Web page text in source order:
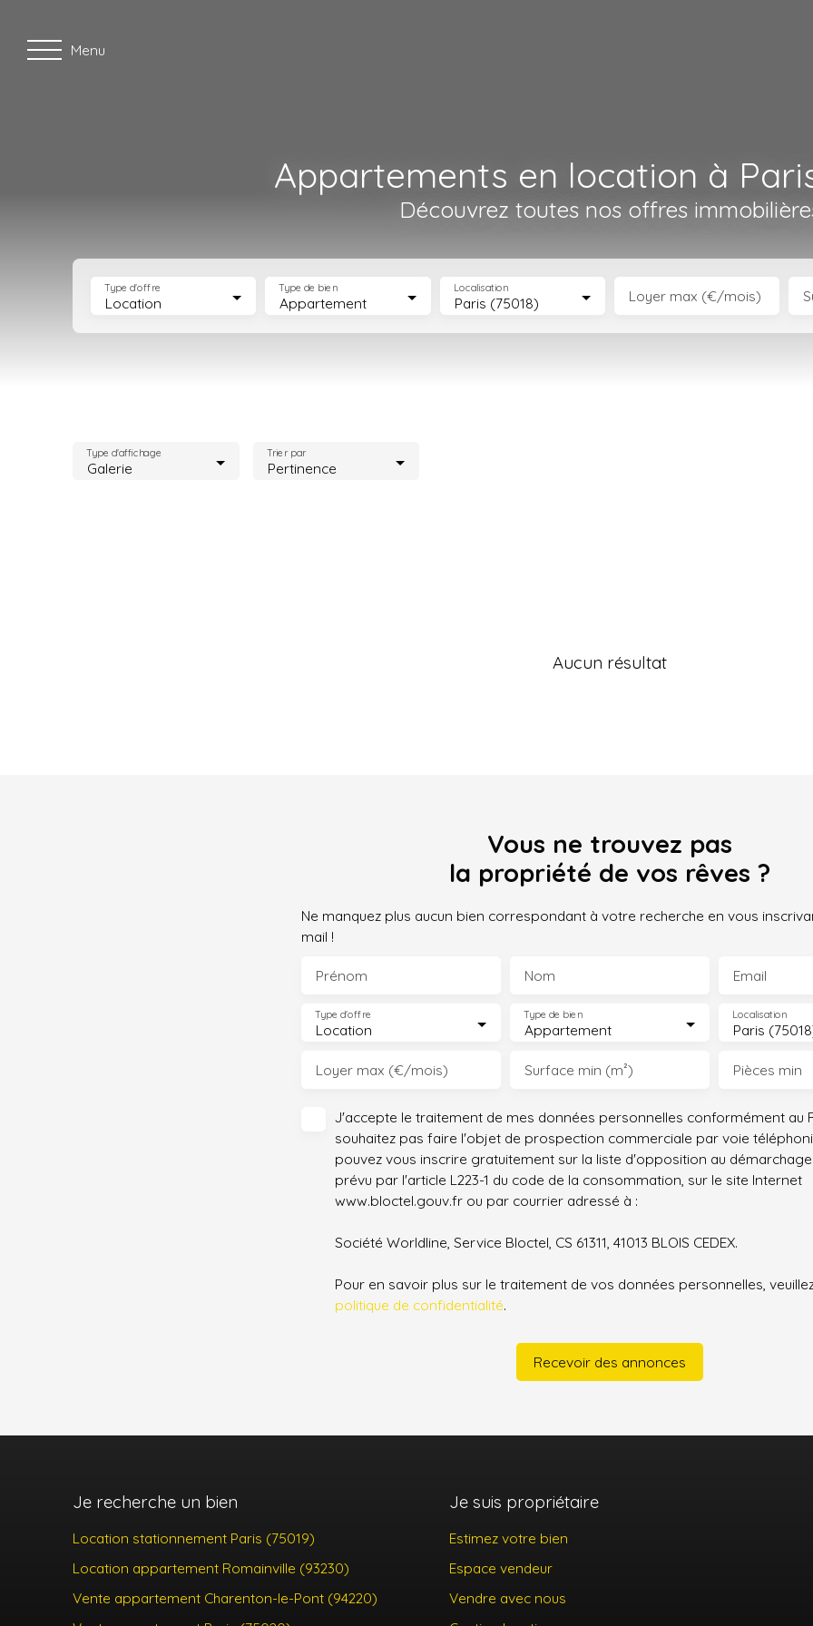
Menu
Appartements en location à
Découvrez toutes nos offres
Location
Type d'offre
Appartement
Type de bien
Paris (75018)
Localisation Loyer max (€/mois)
Galerie
Type d'affichage
Pertinence
Trier par
Aucun résultat
Vous ne trouvez pas
la propriété de vos rêves ?
Ne manquez plus aucun bien correspondant à votre recherche en vous
mail !
Prénom Nom Email
Location
Type d'offre
Appartement
Type de bien
Paris
Localisation
Loyer max (€/mois) Surface min (m²) Pièces min
J'accepte le traitement de mes données personnelles conformément au
souhaitez pas faire l'objet de prospection commerciale par voie
pouvez vous inscrire gratuitement sur la liste d'opposition au
prévu par l'article L223-1 du code de la consommation, sur le site Internet
www.bloctel.gouv.fr ou par courrier adressé à :
Société Worldline, Service Bloctel, CS 61311, 41013 BLOIS CEDEX.
Pour en savoir plus sur le traitement de vos données personnelles,
politique de confidentialité.
Recevoir des annonces
Je recherche un bien
Location stationnement Paris (75019)
Location appartement Romainville (93230)
Vente appartement Charenton-le-Pont (94220)
Je suis propriétaire
Estimez votre bien
Espace vendeur
Vendre avec nous